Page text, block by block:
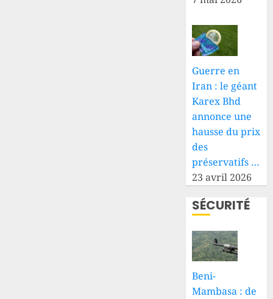
Guerre en
Iran : le géant
Karex Bhd
annonce une
hausse du prix
des
préservatifs …
23 avril 2026
SÉCURITÉ
Beni-
Mambasa : de